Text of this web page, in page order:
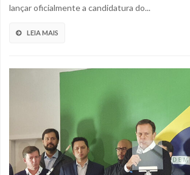
lançar oficialmente a candidatura do...
LEIA MAIS